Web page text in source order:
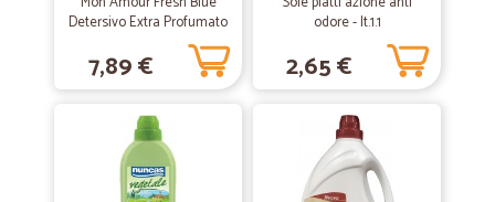
Detersivo Extra Profumato
7,89 €
odore - lt.1.1
2,65 €